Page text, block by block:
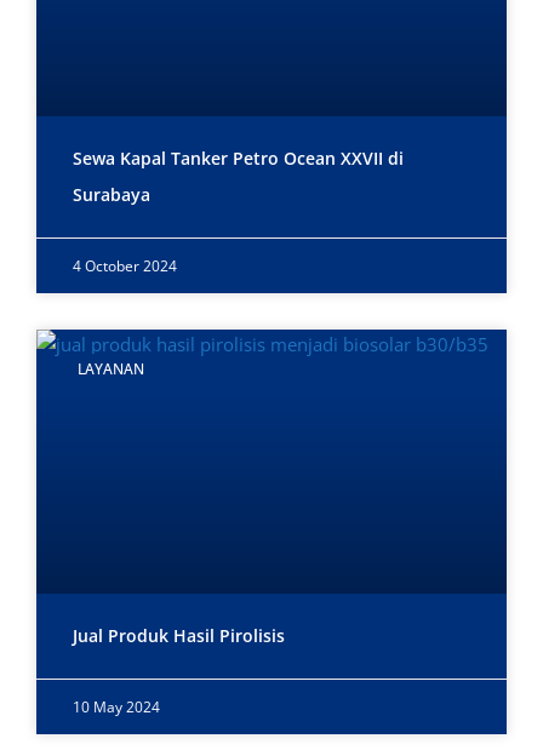
Sewa Kapal Tanker Petro Ocean XXVII di
Surabaya
4 October 2024
LAYANAN
Jual Produk Hasil Pirolisis
10 May 2024